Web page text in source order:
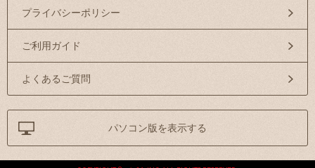
プライバシーポリシー
ご利用ガイド
よくあるご質問
パソコン版を表示する